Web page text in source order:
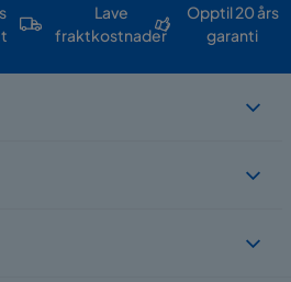
Lave
fraktkostnader
Opptil 20 års
garanti